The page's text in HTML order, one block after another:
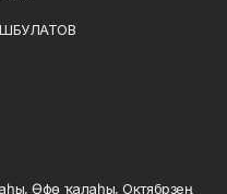
Өфө ҡалаһы, Октябрҙең